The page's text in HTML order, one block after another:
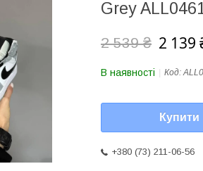
Grey
2 539 ₴ 2 139
В наявності Код:
Купити
+380 (73) 211-06-56